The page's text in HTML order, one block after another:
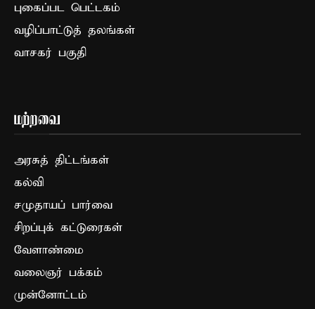
புகைப்பட பெட்டகம்
வழிப்பாட்டுத் தலங்கள்
வாசகர் பகுதி
மற்றவை
அரசுத் திட்டங்கள்
கல்வி
சமுதாயப் பார்வை
சிறப்புக் கட்டுரைகள்
வேளாண்மை
வலைஞர் பக்கம்
முன்னோட்டம்